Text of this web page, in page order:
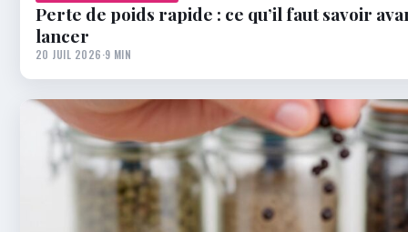
Perte de poids rapide : ce qu’il faut savoir
lancer
20 JUIL 2026·9 MIN